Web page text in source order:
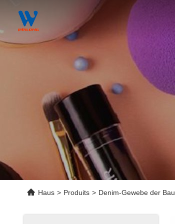
Haus > Produits > Denim-Gewebe der